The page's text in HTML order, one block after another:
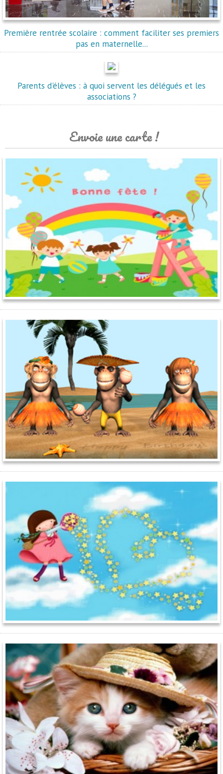
Première rentrée scolaire : comment faciliter ses premiers
pas en maternelle...
Parents d'élèves : à quoi servent les délégués et les
associations ?
Envoie une carte !